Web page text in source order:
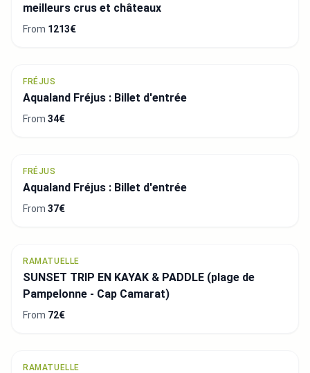
meilleurs crus et châteaux
From 1213€
FRÉJUS
Aqualand Fréjus : Billet d'entrée
From 34€
FRÉJUS
Aqualand Fréjus : Billet d'entrée
From 37€
RAMATUELLE
SUNSET TRIP EN KAYAK & PADDLE (plage de
Pampelonne - Cap Camarat)
From 72€
RAMATUELLE